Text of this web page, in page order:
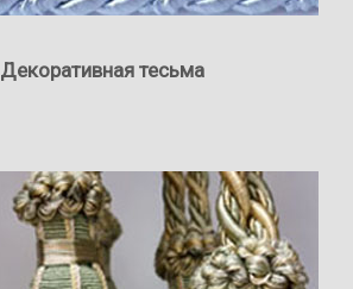
Декоративная тесьма